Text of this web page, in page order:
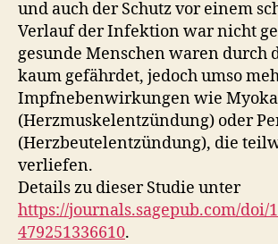
und auch der Schutz vor einem
Verlauf der Infektion war nicht
gesunde Menschen waren durch
kaum gefährdet, jedoch umso
Impfnebenwirkungen wie
(Herzmuskelentzündung) oder
(Herzbeutelentzündung), die
verliefen.
Details zu dieser Studie unter
https://journals.sagepub.com/doi/
479251336610.